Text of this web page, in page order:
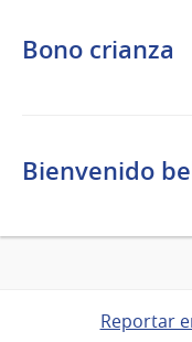
Bono crianza
Bienvenido
Reportar